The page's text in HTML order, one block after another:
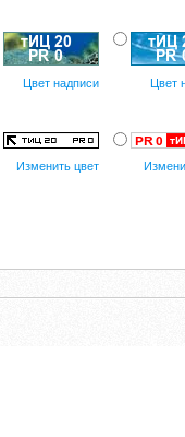
Цвет надписи Цвет
Изменить цвет